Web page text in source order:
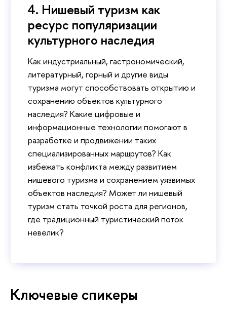
4. Нишевый туризм как
ресурс популяризации
культурного наследия
Как индустриальный, гастрономический,
литературный, горный и другие виды
туризма могут способствовать открытию и
сохранению объектов культурного
наследия? Какие цифровые и
информационные технологии помогают в
разработке и продвижении таких
специализированных маршрутов? Как
избежать конфликта между развитием
нишевого туризма и сохранением уязвимых
объектов наследия? Может ли нишевый
туризм стать точкой роста для регионов,
где традиционный туристический поток
невелик?
Ключевые спикеры